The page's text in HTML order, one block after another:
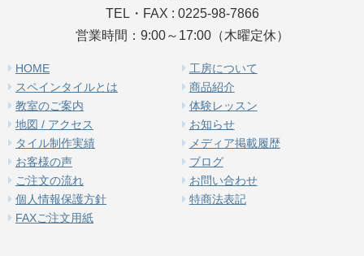
TEL・FAX : 0225-98-7866
営業時間：9:00～17:00（木曜定休）
HOME
工房について
スペインタイルとは
商品紹介
教室のご案内
体験レッスン
地図 / アクセス
お知らせ
タイル制作実績
メディア掲載履歴
お客様の声
ブログ
ご注文の流れ
お問い合わせ
個人情報保護方針
特商法表記
FAXご注文用紙